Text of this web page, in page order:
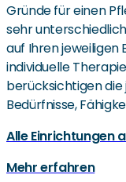
Gründe für einen
sehr
auf Ihren jeweiligen
individuelle
berücksichtigen die
Bedürfnisse,
Alle Einrichtungen
Mehr erfahren